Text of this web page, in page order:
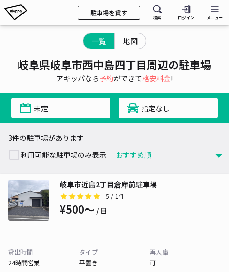
駐車場を貸す
検索 ログイン メニュー
一覧 地図
岐阜県岐阜市西中島四丁目周辺の駐車場
アキッパなら予約ができて格安料金!
未定 指定なし
3件の駐車場があります
利用可能な駐車場のみ表示
岐阜市近島2丁目倉庫前駐車場
5 / 1件
¥500〜 / 日
貸出時間
24時間営業
タイプ
平置き
再入庫
可